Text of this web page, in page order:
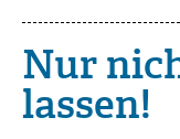
Nur
lassen!